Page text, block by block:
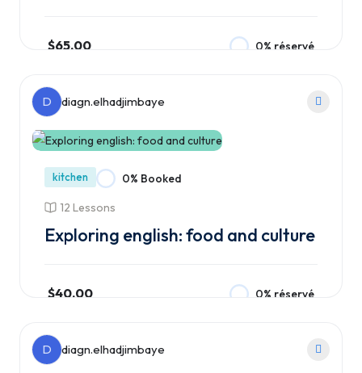
$65.00 0% réservé
D diagn.elhadjimbaye
kitchen 0% Booked
12 Lessons
Exploring english: food and culture
$40.00 0% réservé
D diagn.elhadjimbaye